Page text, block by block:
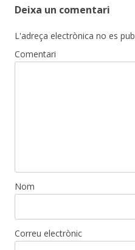
Deixa un comentari
L'adreça electrònica no es
Comentari
Nom
Correu electrònic